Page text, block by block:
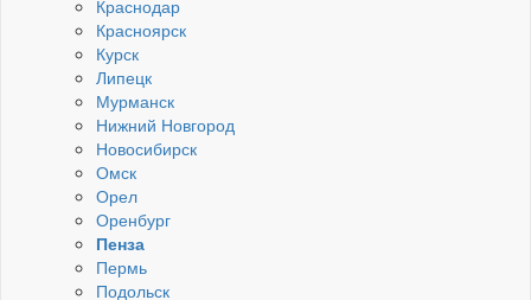
Краснодар
Красноярск
Курск
Липецк
Мурманск
Нижний Новгород
Новосибирск
Омск
Орел
Оренбург
Пенза
Пермь
Подольск